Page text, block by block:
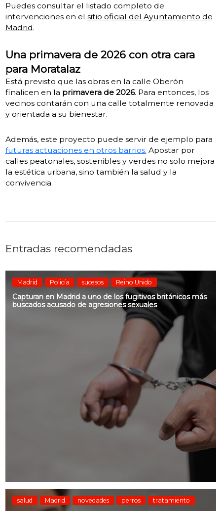
Puedes consultar el listado completo de
intervenciones en el sitio oficial del Ayuntamiento de
Madrid.
Una primavera de 2026 con otra cara
para Moratalaz
Está previsto que las obras en la calle Oberón
finalicen en la primavera de 2026. Para entonces, los
vecinos contarán con una calle totalmente renovada
y orientada a su bienestar.
Además, este proyecto puede servir de ejemplo para
futuras actuaciones en otros barrios. Apostar por
calles peatonales, sostenibles y verdes no solo mejora
la estética urbana, sino también la salud y la
convivencia.
Entradas recomendadas
Madrid Policía sucesos Reino Unido
Capturan en Madrid a uno de los fugitivos británicos más
buscados acusado de agresiones sexuales
salud Madrid novedades perros tratamiento